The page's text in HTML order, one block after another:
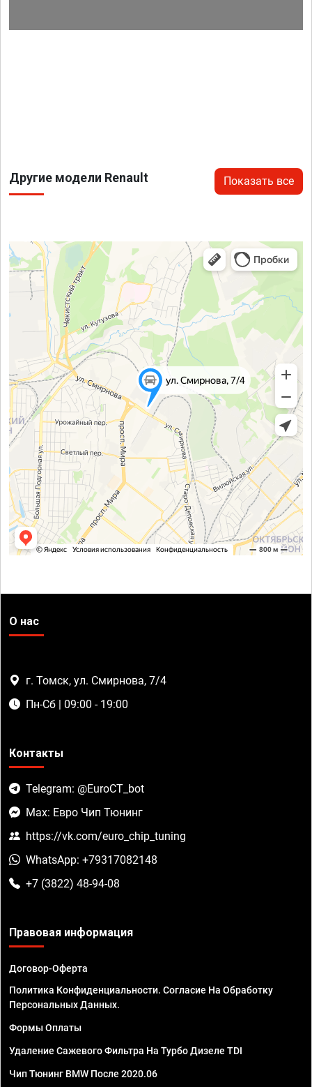
Другие модели Renault Показать все
О нас
г. Томск, ул. Смирнова, 7/4
Пн-Сб | 09:00 - 19:00
Контакты
Telegram: @EuroCT_bot
Max: Евро Чип Тюнинг
https://vk.com/euro_chip_tuning
WhatsApp: +79317082148
+7 (3822) 48-94-08
Правовая информация
Договор-Оферта
Политика Конфиденциальности. Согласие На Обработку
Персональных Данных.
Формы Оплаты
Удаление Сажевого Фильтра На Турбо Дизеле TDI
Чип Тюнинг BMW После 2020.06